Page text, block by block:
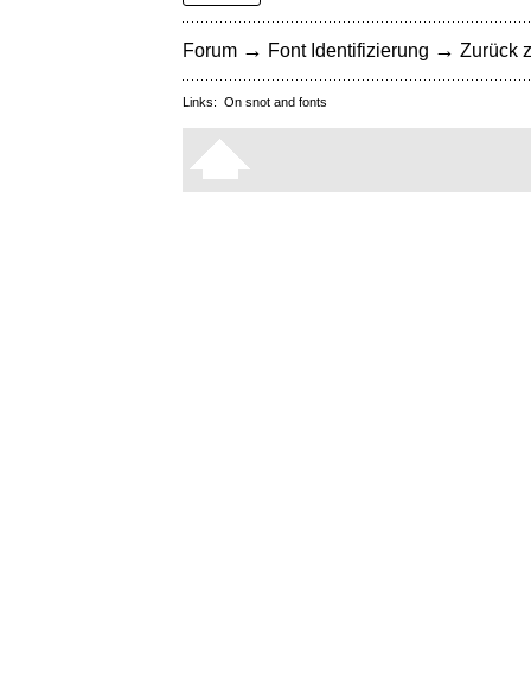
Forum → Font Identifizierung → Zurück
Links: On snot and fonts